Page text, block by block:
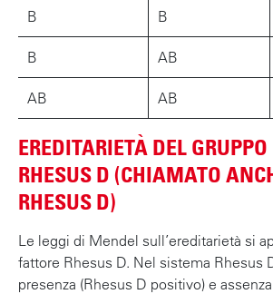
B B
B AB
AB AB
EREDITARIETÀ DEL
RHESUS D (CHIAMATO
RHESUS D)
Le leggi di Mendel sull’ereditarietà si
fattore Rhesus D. Nel sistema Rhesus
presenza (Rhesus D positivo) e